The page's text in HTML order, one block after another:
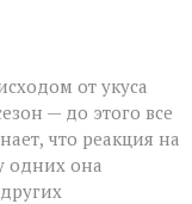
от укуса
— до этого все
что реакция на
одних она